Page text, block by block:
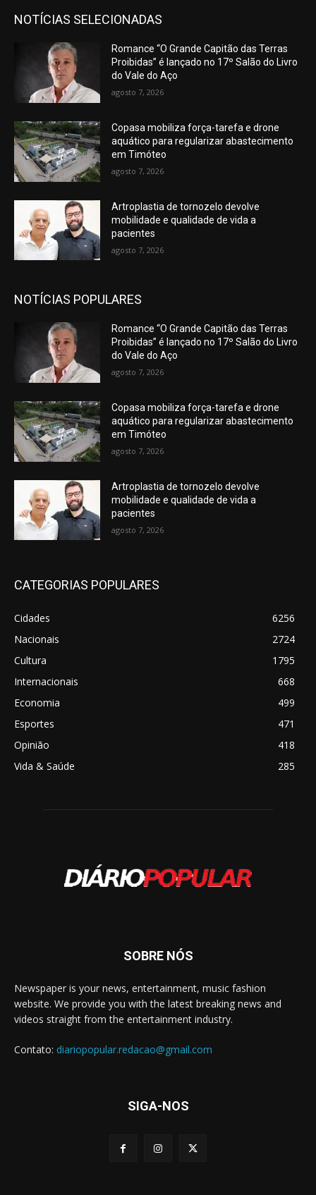
NOTÍCIAS SELECIONADAS
Romance “O Grande Capitão das Terras
Proibidas” é lançado no 17º Salão do Livro
do Vale do Aço
agosto 7, 2026
Copasa mobiliza força-tarefa e drone
aquático para regularizar abastecimento
em Timóteo
agosto 7, 2026
Artroplastia de tornozelo devolve
mobilidade e qualidade de vida a
pacientes
agosto 7, 2026
NOTÍCIAS POPULARES
Romance “O Grande Capitão das Terras
Proibidas” é lançado no 17º Salão do Livro
do Vale do Aço
agosto 7, 2026
Copasa mobiliza força-tarefa e drone
aquático para regularizar abastecimento
em Timóteo
agosto 7, 2026
Artroplastia de tornozelo devolve
mobilidade e qualidade de vida a
pacientes
agosto 7, 2026
CATEGORIAS POPULARES
Cidades
6256
Nacionais
2724
Cultura
1795
Internacionais
668
Economia
499
Esportes
471
Opinião
418
Vida & Saúde
285
SOBRE NÓS
Newspaper is your news, entertainment, music fashion
website. We provide you with the latest breaking news and
videos straight from the entertainment industry.
Contato: diariopopular.redacao@gmail.com
SIGA-NOS